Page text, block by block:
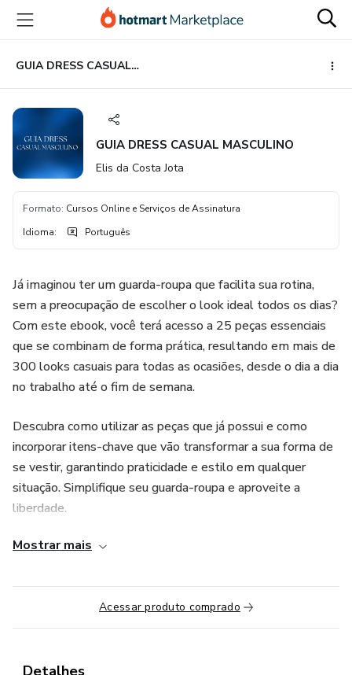
para
conteúdo
principal
para
pagamento
para
rodapé
GUIA DRESS CASUAL MASCULINO
GUIA DRESS CASUAL MASCULINO
Elis da Costa Jota
Formato: Cursos Online e Serviços de Assinatura
Idioma: Português
Já imaginou ter um guarda-roupa que facilita sua rotina,
sem a preocupação de escolher o look ideal todos os dias?
Com este ebook, você terá acesso a 25 peças essenciais
que se combinam de forma prática, resultando em mais de
300 looks casuais para todas as ocasiões, desde o dia a dia
no trabalho até o fim de semana.
Descubra como utilizar as peças que já possui e como
incorporar itens-chave que vão transformar a sua forma de
se vestir, garantindo praticidade e estilo em qualquer
situação. Simplifique seu guarda-roupa e aproveite a
liberdade.
Mostrar mais
Acessar produto comprado
Detalhes